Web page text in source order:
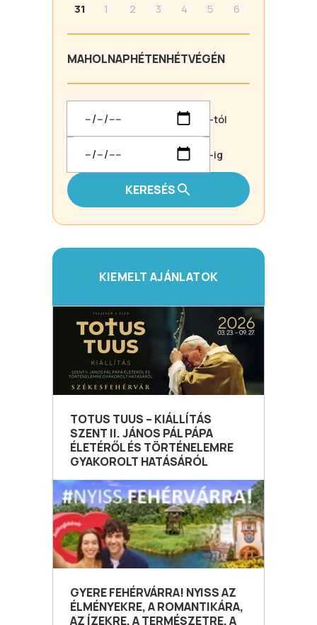
31
1 2 3 4 5 6
MAHOLNAPHÉTENHÉTVÉGÉN
-tól
-ig
KERESÉS
KIEMELT AJÁNLATOK
TOTUS TUUS – KIÁLLÍTÁS
SZENT II. JÁNOS PÁL PÁPA
ÉLETÉRŐL ÉS TÖRTÉNELEMRE
GYAKOROLT HATÁSÁRÓL
GYERE FEHÉRVÁRRA! NYISS AZ
ÉLMÉNYEKRE, A ROMANTIKÁRA,
AZ ÍZEKRE, A TERMÉSZETRE, A